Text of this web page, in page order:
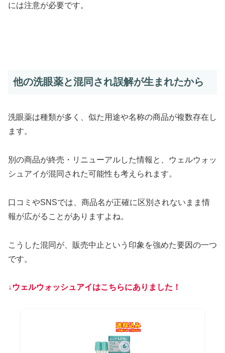
には注意が必要です。
他の洗眼薬と混同され誤解が生まれたから
洗眼薬は種類が多く、似た用途や名称の商品が複数存在し
ます。
別の商品が終売・リニューアルした情報と、ウェルウォッ
シュアイが混同された可能性も考えられます。
口コミやSNSでは、商品名が正確に区別されないまま情
報が広がることがありますよね。
こうした混同が、販売中止という印象を強めた要因の一つ
です。
↓ウェルウォッシュアイはこちらにありました！